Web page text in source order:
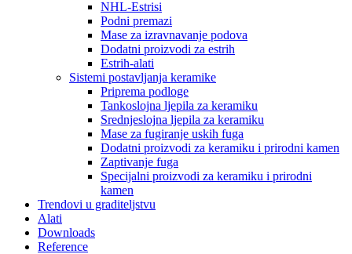
NHL-Estrisi
Podni premazi
Mase za izravnavanje podova
Dodatni proizvodi za estrih
Estrih-alati
Sistemi postavljanja keramike
Priprema podloge
Tankoslojna ljepila za keramiku
Srednjeslojna ljepila za keramiku
Mase za fugiranje uskih fuga
Dodatni proizvodi za keramiku i prirodni kamen
Zaptivanje fuga
Specijalni proizvodi za keramiku i prirodni
kamen
Trendovi u graditeljstvu
Alati
Downloads
Reference